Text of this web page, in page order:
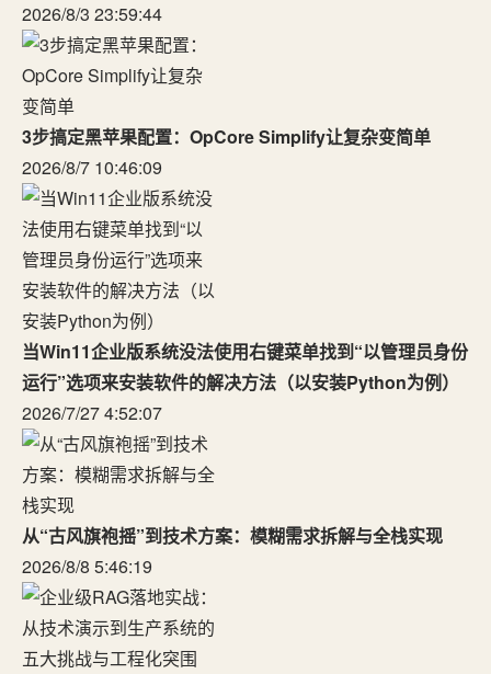
2026/8/3 23:59:44
3步搞定黑苹果配置：OpCore Simplify让复杂变简单
2026/8/7 10:46:09
当Win11企业版系统没法使用右键菜单找到“以管理员身份
运行”选项来安装软件的解决方法（以安装Python为例）
2026/7/27 4:52:07
从“古风旗袍摇”到技术方案：模糊需求拆解与全栈实现
2026/8/8 5:46:19